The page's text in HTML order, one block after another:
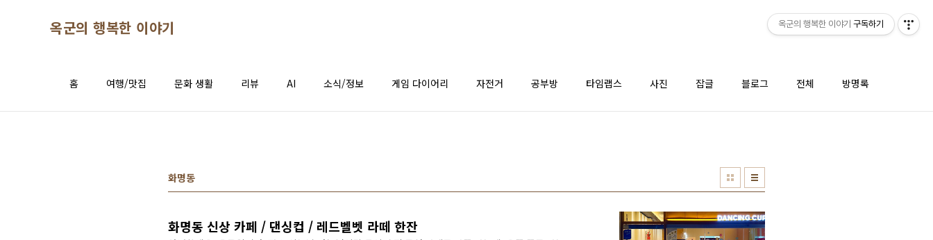
옥군의 행복한 이야기
홈 여행/맛집 문화 생활 리뷰 AI 소식/정보 게임 다이어리 자전거 공부방 타임랩스 사진 잡글 블로그 전체 방명록
화명동
화명동 신상 카페 / 댄싱컵 / 레드벨벳 라떼 한잔
옥군의 행복한 이야기 구독하기